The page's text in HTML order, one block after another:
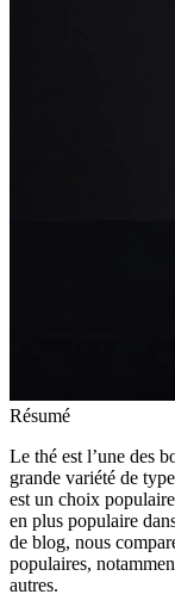
Résumé
Le thé est l’une des
grande variété de
est un choix
en plus populaire
de blog, nous
populaires,
autres.